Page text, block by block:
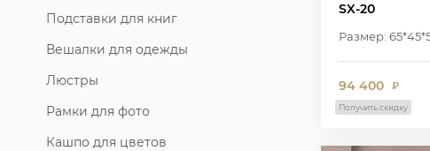
Подставки для книг
Вешалки для одежды
Люстры
Рамки для фото
Кашпо для цветов
SX-20
Размер:
94 400 ₽
Получить скидку